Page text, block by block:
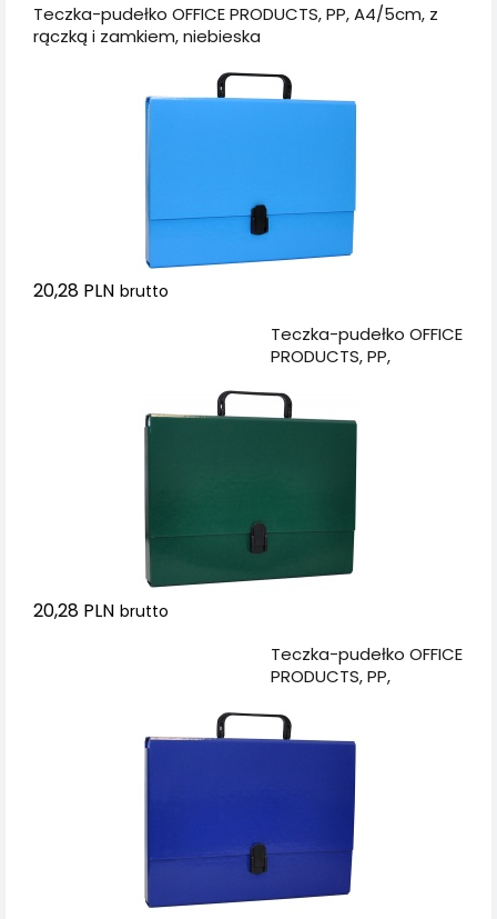
Teczka-pudełko OFFICE PRODUCTS, PP, A4/5cm, z
rączką i zamkiem, niebieska
20,28 PLN brutto
Teczka-pudełko OFFICE
PRODUCTS, PP,
zamkiem, zielona
20,28 PLN brutto
Teczka-pudełko OFFICE
PRODUCTS, PP,
zamkiem, granatowa